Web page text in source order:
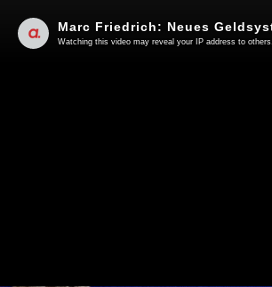
Watching this video may reveal your IP address to others.